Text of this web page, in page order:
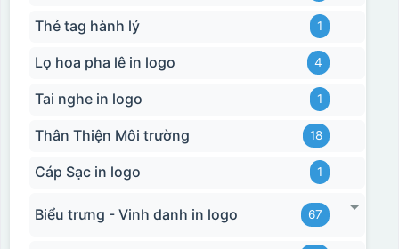
Thẻ tag hành lý 1
Lọ hoa pha lê in logo 4
Tai nghe in logo 1
Thân Thiện Môi trường 18
Cáp Sạc in logo 1
Biểu trưng - Vinh danh in logo 67